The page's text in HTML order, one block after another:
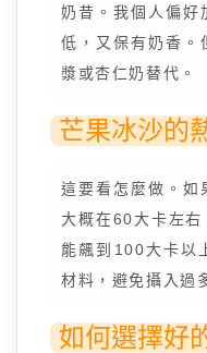
奶昔。我個人偏好
低，又保有奶香。
漿或杏仁奶替代。
芒果冰沙的
這要看怎麼做。如
大概在60大卡左右
能飆到100大卡以
材料，避免攝入過
如何選擇好